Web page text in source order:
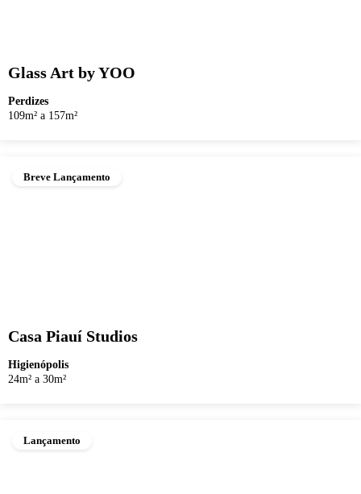
Glass Art by YOO
Perdizes
109m² a 157m²
Breve Lançamento
Casa Piauí Studios
Higienópolis
24m² a 30m²
Lançamento